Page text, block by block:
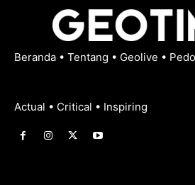
Beranda • Tentang • Geolive •
Actual • Critical • Inspiring